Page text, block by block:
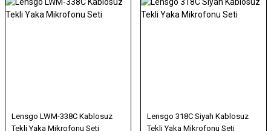
Lensgo LWM-338C Kablosuz
Tekli Yaka Mikrofonu Seti
Lensgo 318C Siyah Kablosuz
Tekli Yaka Mikrofonu Seti